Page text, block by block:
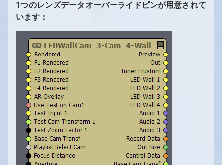
1つのレンズデータオーバーライドピンが用意されて
います：